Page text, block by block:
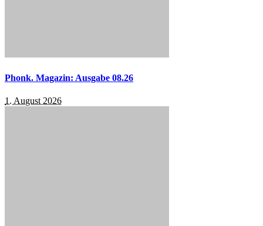
Phonk. Magazin: Ausgabe 08.26
1. August 2026